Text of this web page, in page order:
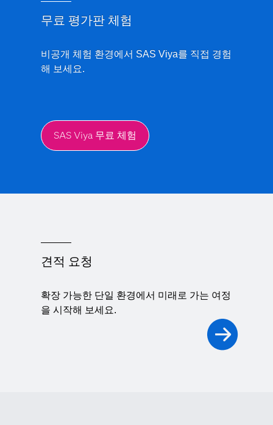
무료 평가판 체험
비공개 체험 환경에서 SAS Viya를 직접 경험
해 보세요.
SAS Viya 무료 체험
견적 요청
확장 가능한 단일 환경에서 미래로 가는 여정
을 시작해 보세요.